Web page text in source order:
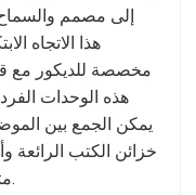
إلى مصمم والسماح
مخصصة للديكور مع
يمكن الجمع بين
خزائن الكتب الرائعة
متنوعة من الرفوف المفتوحة والمغلقة.